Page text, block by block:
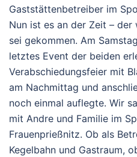
Gaststättenbetreiber im
Nun ist es an der Zeit – der
sei gekommen. Am
letztes Event der beiden
Verabschiedungsfeier mit
am Nachmittag und
noch einmal auflegte. Wir
mit Andre und Familie im
Frauenprießnitz. Ob als
Kegelbahn und Gastraum,